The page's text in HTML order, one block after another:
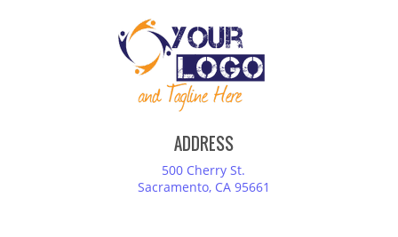
ADDRESS
500 Cherry St.
Sacramento, CA 95661